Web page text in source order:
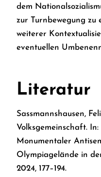
dem
zur Turnbewegung zu
weiterer
eventuellen
Literatur
Sassmannshausen,
Volksgemeinschaft.
Monumentaler
Olympiagelände in
2024, 177–194.